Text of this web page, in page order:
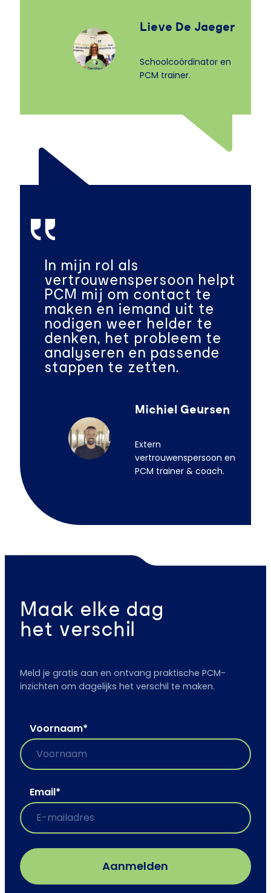
Lieve De Jaeger
Schoolcoördinator en
PCM trainer.
In mijn rol als
vertrouwenspersoon helpt
PCM mij om contact te
maken en iemand uit te
nodigen weer helder te
denken, het probleem te
analyseren en passende
stappen te zetten.
Michiel Geursen
Extern
vertrouwenspersoon en
PCM trainer & coach.
Maak elke dag
het verschil
Meld je gratis aan en ontvang praktische PCM-
inzichten om dagelijks het verschil te maken.
Voornaam*
Email*